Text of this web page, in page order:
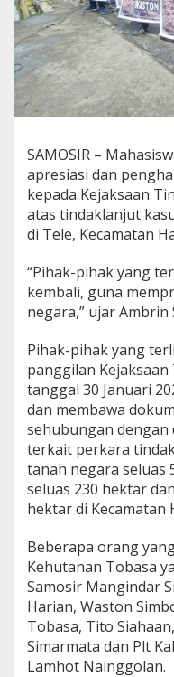
s
P
e
n
g
g
e
p
a
n
T
a
n
h
d
T
l
e
K
a
b
u
p
a
t
e
n
a
m
o
s
r
SAMOSIR –
apresiasi dan
kepada Kejaksaan
atas tindaklanjut
di Tele, Kecamatan
“Pihak-pihak yang
kembali, guna
negara,” ujar Ambrin
Pihak-pihak yang
panggilan
tanggal 30 Januari
dan membawa
sehubungan
terkait perkara
tanah negara seluas
seluas 230 hektar
hektar di Kecamatan
Beberapa orang
Kehutanan Tobasa
Samosir Mangindar
Harian, Waston
Tobasa, Tito
Simarmata dan Plt
Lamhot Nainggolan.